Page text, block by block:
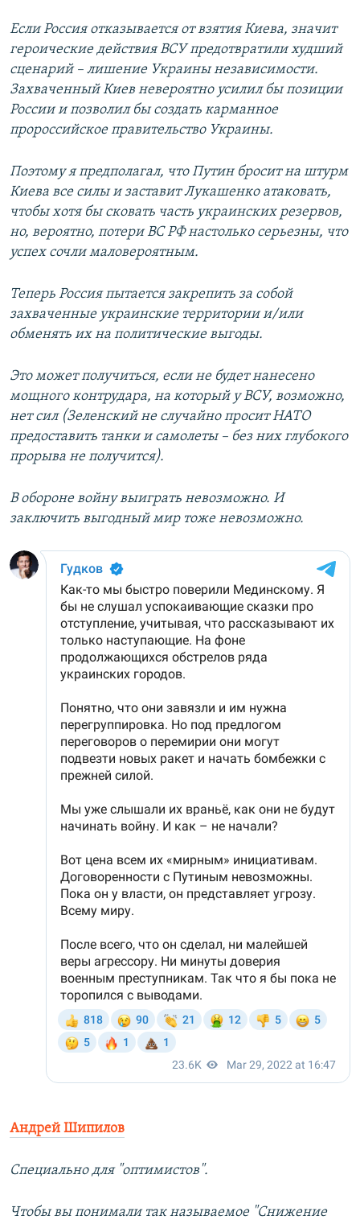
Если Россия отказывается от взятия Киева, значит
героические действия ВСУ предотвратили худший
сценарий – лишение Украины независимости.
Захваченный Киев невероятно усилил бы позиции
России и позволил бы создать карманное
пророссийское правительство Украины.
Поэтому я предполагал, что Путин бросит на штурм
Киева все силы и заставит Лукашенко атаковать,
чтобы хотя бы сковать часть украинских резервов,
но, вероятно, потери ВС РФ настолько серьезны, что
успех сочли маловероятным.
Теперь Россия пытается закрепить за собой
захваченные украинские территории и/или
обменять их на политические выгоды.
Это может получиться, если не будет нанесено
мощного контрудара, на который у ВСУ, возможно,
нет сил (Зеленский не случайно просит НАТО
предоставить танки и самолеты – без них глубокого
прорыва не получится).
В обороне войну выиграть невозможно. И
заключить выгодный мир тоже невозможно.
Андрей Шипилов
Специально для "оптимистов".
Чтобы вы понимали так называемое "Снижение